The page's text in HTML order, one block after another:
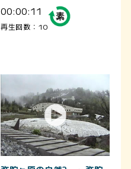
00:00:11
再生回数：10